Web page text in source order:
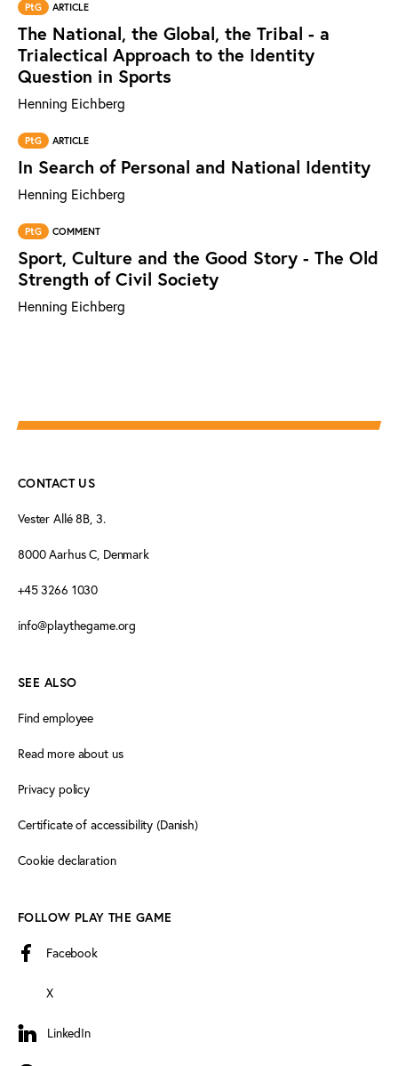
PtG ARTICLE
The National, the Global, the Tribal - a
Trialectical Approach to the Identity
Question in Sports
Henning Eichberg
PtG ARTICLE
In Search of Personal and National Identity
Henning Eichberg
PtG COMMENT
Sport, Culture and the Good Story - The Old
Strength of Civil Society
Henning Eichberg
CONTACT US
Vester Allé 8B, 3.
8000 Aarhus C, Denmark
+45 3266 1030
info@playthegame.org
SEE ALSO
Find employee
Read more about us
Privacy policy
Certificate of accessibility (Danish)
Cookie declaration
FOLLOW PLAY THE GAME
Facebook
X
LinkedIn
LinkedIn